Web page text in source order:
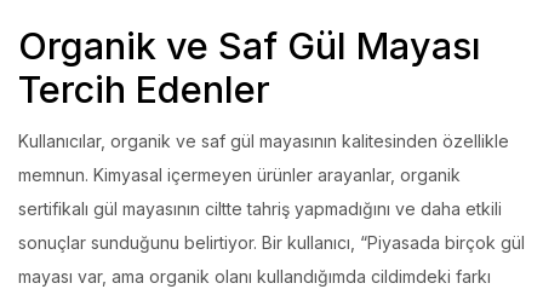
Organik ve Saf Gül Mayası
Tercih Edenler
Kullanıcılar, organik ve saf gül mayasının kalitesinden özellikle
memnun. Kimyasal içermeyen ürünler arayanlar, organik
sertifikalı gül mayasının ciltte tahriş yapmadığını ve daha etkili
sonuçlar sunduğunu belirtiyor. Bir kullanıcı, “Piyasada birçok gül
mayası var, ama organik olanı kullandığımda cildimdeki farkı